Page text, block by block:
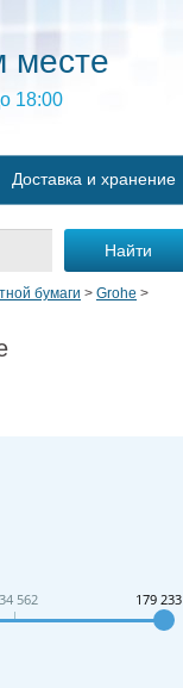
месте
18:00
Доставка и хранение
бумаги > Grohe >
562 179 233